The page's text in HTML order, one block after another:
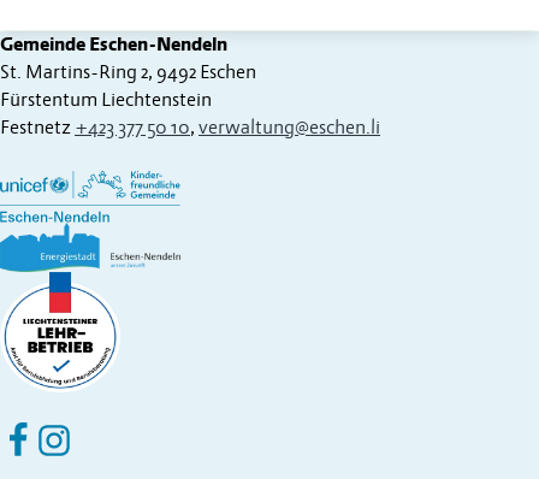
Gemeinde Eschen-Nendeln
St. Martins-Ring 2, 9492 Eschen
Fürstentum Liechtenstein
Festnetz +423 377 50 10, verwaltung@eschen.li
Eschen Nendeln auf Facebook
Eschen Nendeln auf Instagram